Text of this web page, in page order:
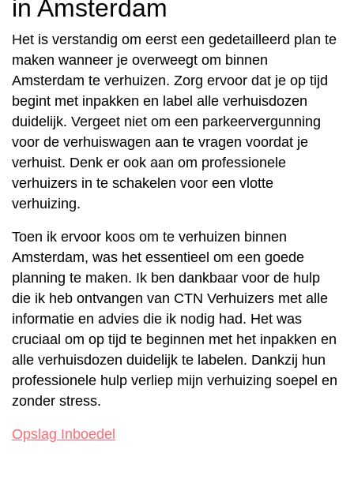
in Amsterdam
Het is verstandig om eerst een gedetailleerd plan te
maken wanneer je overweegt om binnen
Amsterdam te verhuizen. Zorg ervoor dat je op tijd
begint met inpakken en label alle verhuisdozen
duidelijk. Vergeet niet om een parkeervergunning
voor de verhuiswagen aan te vragen voordat je
verhuist. Denk er ook aan om professionele
verhuizers in te schakelen voor een vlotte
verhuizing.
Toen ik ervoor koos om te verhuizen binnen
Amsterdam, was het essentieel om een goede
planning te maken. Ik ben dankbaar voor de hulp
die ik heb ontvangen van CTN Verhuizers met alle
informatie en advies die ik nodig had. Het was
cruciaal om op tijd te beginnen met het inpakken en
alle verhuisdozen duidelijk te labelen. Dankzij hun
professionele hulp verliep mijn verhuizing soepel en
zonder stress.
Opslag Inboedel